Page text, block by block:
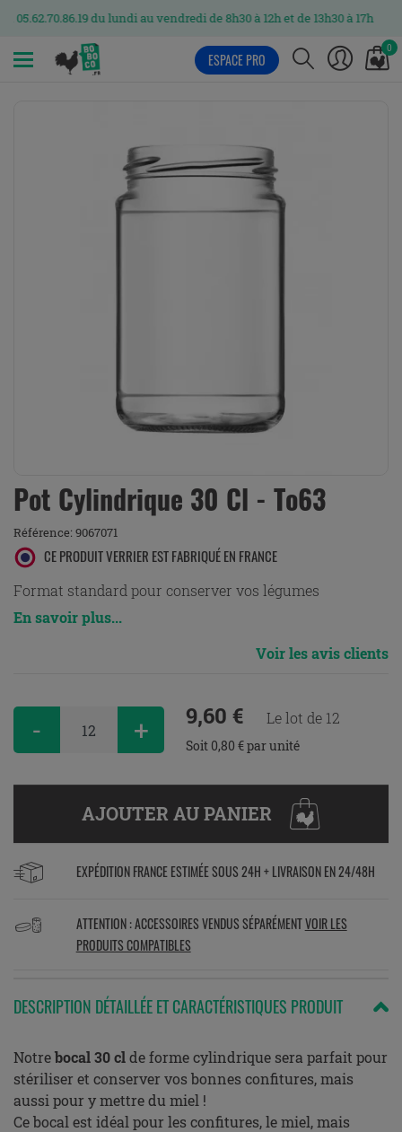
du lundi au vendredi de 8h30 à 12h et de 13h30 à 17h
0
ESPACE PRO
Pot Cylindrique 30 Cl - To63
Référence: 9067071
CE PRODUIT VERRIER EST FABRIQUÉ EN FRANCE
Format standard pour conserver vos légumes
En savoir plus...
Voir les avis clients
- + 9,60 € Le lot de 12
Soit 0,80 € par unité
AJOUTER AU PANIER
EXPÉDITION FRANCE ESTIMÉE SOUS 24H + LIVRAISON EN 24/48H
ATTENTION : ACCESSOIRES VENDUS SÉPARÉMENTVOIR LES
PRODUITS COMPATIBLES
DESCRIPTION DÉTAILLÉE ET CARACTÉRISTIQUES PRODUIT
Notrebocal 30 clde forme cylindrique sera parfait pour
stériliser et conserver vos bonnes confitures, mais
aussi pour y mettre du miel !
Ce bocal est idéal pour les confitures, le miel, mais